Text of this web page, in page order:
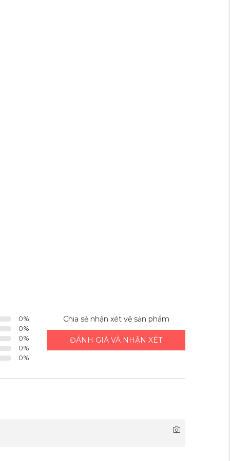
0%
0%
0%
0%
0%
Chia sẻ nhận xét về sản phẩm
ĐÁNH GIÁ VÀ NHẬN XÉT